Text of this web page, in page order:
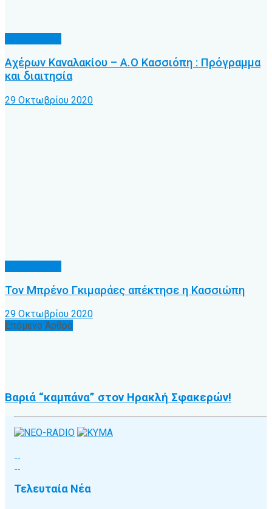
Αχέρων Καναλακίου – Α.Ο Κασσιόπη : Πρόγραμμα
και διαιτησία
29 Οκτωβρίου 2020
Τον Μπρένο Γκιμαράες απέκτησε η Κασσιώπη
29 Οκτωβρίου 2020
Επόμενο Άρθρο
Βαριά “καμπάνα” στον Ηρακλή Σφακερών!
Τελευταία Νέα